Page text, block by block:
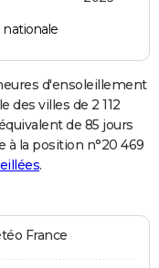
d'ensoleillement
des villes de 2 112
de 85 jours
à la position n°20 469
.
France